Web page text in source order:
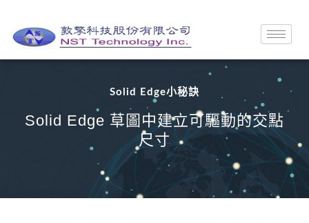
Solid Edge小秘訣
Solid Edge 草圖中建立可驅動的交點
尺寸